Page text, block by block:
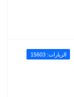
الزيارات: 15603